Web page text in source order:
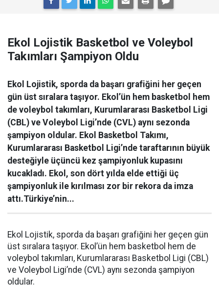
Ekol Lojistik Basketbol ve Voleybol
Takımları Şampiyon Oldu
Ekol Lojistik, sporda da başarı grafiğini her geçen
gün üst sıralara taşıyor. Ekol’ün hem basketbol hem
de voleybol takımları, Kurumlararası Basketbol Ligi
(CBL) ve Voleybol Ligi’nde (CVL) aynı sezonda
şampiyon oldular. Ekol Basketbol Takımı,
Kurumlararası Basketbol Ligi’nde taraftarının büyük
desteğiyle üçüncü kez şampiyonluk kupasını
kucakladı. Ekol, son dört yılda elde ettiği üç
şampiyonluk ile kırılması zor bir rekora da imza
attı.Türkiye’nin...
Ekol Lojistik, sporda da başarı grafiğini her geçen gün
üst sıralara taşıyor. Ekol’ün hem basketbol hem de
voleybol takımları, Kurumlararası Basketbol Ligi (CBL)
ve Voleybol Ligi’nde (CVL) aynı sezonda şampiyon
oldular.